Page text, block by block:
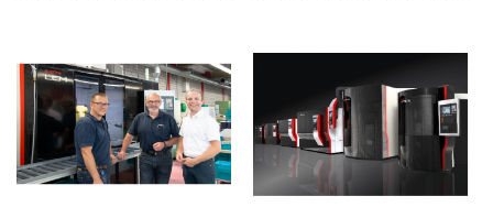
加工到精加工），並可應用在
各種高硬淬火鋼、金屬和其他
需要精度和超精密磨削的領
域，實現高精度及高效率！
方面能提供令人激動的 解決
方案， 同時也帶來了一系列
的好處。